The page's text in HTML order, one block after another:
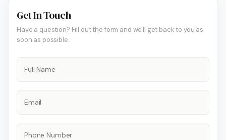
Get In Touch
Have a question? Fill out the form and we'll get back to you as
soon as possible.